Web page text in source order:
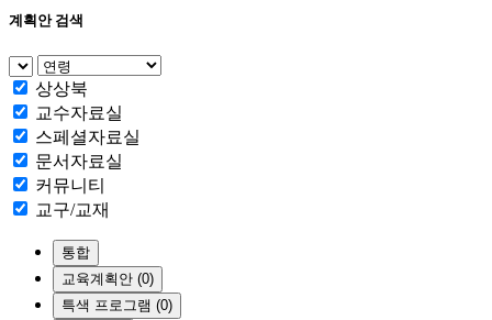
계획안 검색
상상북
교수자료실
스페셜자료실
문서자료실
커뮤니티
교구/교재
통합
교육계획안 (0)
특색 프로그램 (0)